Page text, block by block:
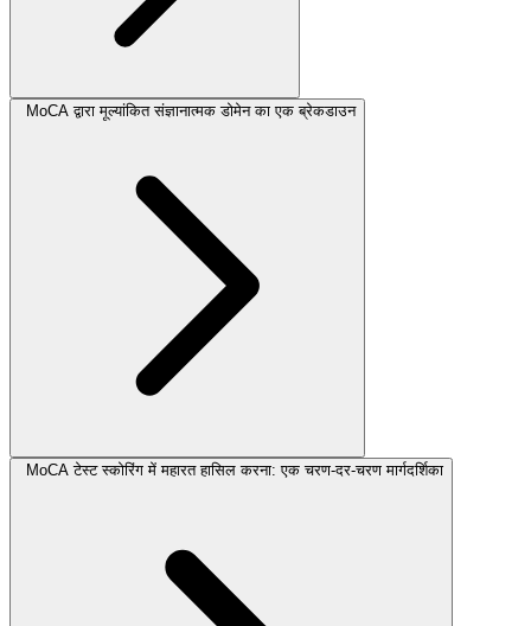
MoCA द्वारा मूल्यांकित संज्ञानात्मक डोमेन का एक ब्रेकडाउन
MoCA टेस्ट स्कोरिंग में महारत हासिल करना: एक चरण-दर-चरण मार्गदर्शिका